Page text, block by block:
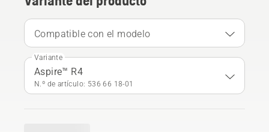
Compatible con el modelo
Variante
Aspire™ R4
N.º de artículo: 536 66 18‑01